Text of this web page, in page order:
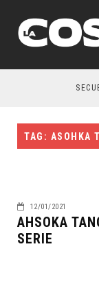
TAG: ASOHKA
12/01/2021
AHSOKA
SERIE